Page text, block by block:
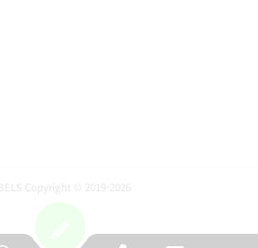
BELS Copyright © 2019-2026